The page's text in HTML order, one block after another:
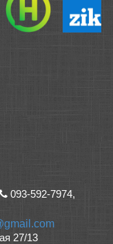
093-592-7974,
27/13